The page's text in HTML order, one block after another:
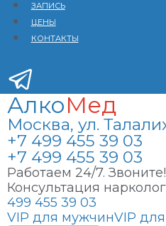
ЗАПИСЬ
ЦЕНЫ
КОНТАКТЫ
АлкоМед
Москва, ул.
+7 499 455 39 03
+7 499 455 39 03
Работаем 24/7. Звоните!
Консультация
499 455 39 03
VIP для мужчинVIP